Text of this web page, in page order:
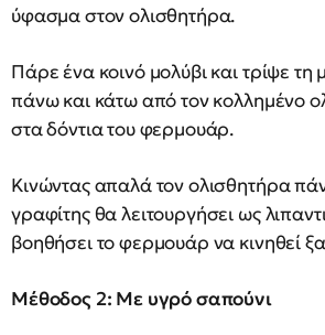
ύφασμα στον ολισθητήρα.
Πάρε ένα κοινό μολύβι και τρίψε τη
πάνω και κάτω από τον κολλημένο
στα δόντια του φερμουάρ.
Κινώντας απαλά τον ολισθητήρα
γραφίτης θα λειτουργήσει ως
βοηθήσει το φερμουάρ να κινηθεί
Μέθοδος 2: Με υγρό σαπούνι